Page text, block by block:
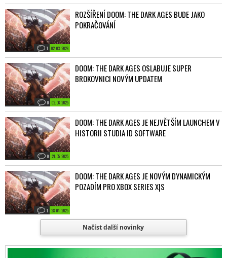
02. 03. 2026
1
ROZŠÍŘENÍ DOOM: THE DARK AGES BUDE JAKO
POKRAČOVÁNÍ
02. 06. 2025
0
DOOM: THE DARK AGES OSLABUJE SUPER
BROKOVNICI NOVÝM UPDATEM
21. 05. 2025
0
DOOM: THE DARK AGES JE NEJVĚTŠÍM LAUNCHEM V
HISTORII STUDIA ID SOFTWARE
28. 04. 2025
1
DOOM: THE DARK AGES JE NOVÝM DYNAMICKÝM
POZADÍM PRO XBOX SERIES X|S
Načíst další novinky